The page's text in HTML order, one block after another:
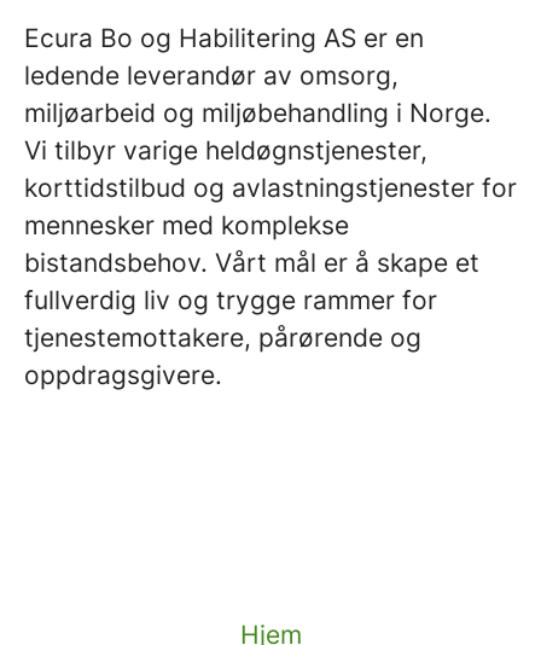
Ecura Bo og Habilitering AS er en
ledende leverandør av omsorg,
miljøarbeid og miljøbehandling i Norge.
Vi tilbyr varige heldøgnstjenester,
korttidstilbud og avlastningstjenester for
mennesker med komplekse
bistandsbehov. Vårt mål er å skape et
fullverdig liv og trygge rammer for
tjenestemottakere, pårørende og
oppdragsgivere.
Hjem